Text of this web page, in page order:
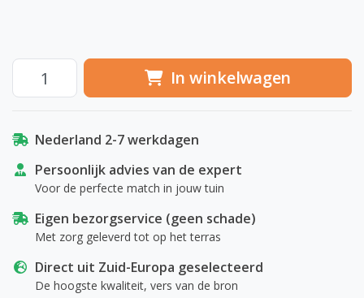
In winkelwagen
Nederland 2-7 werkdagen
Persoonlijk advies van de expert
Voor de perfecte match in jouw tuin
Eigen bezorgservice (geen schade)
Met zorg geleverd tot op het terras
Direct uit Zuid-Europa geselecteerd
De hoogste kwaliteit, vers van de bron